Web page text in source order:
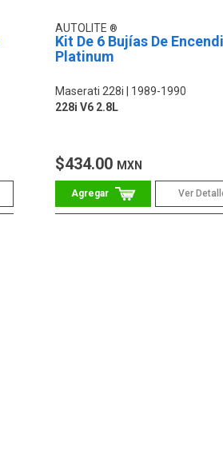
AUTOLITE
Kit De 6 Bujías De
Platinum
Maserati 228i
1989-1990
228i V6 2.8L
$434.00 MXN
Ver